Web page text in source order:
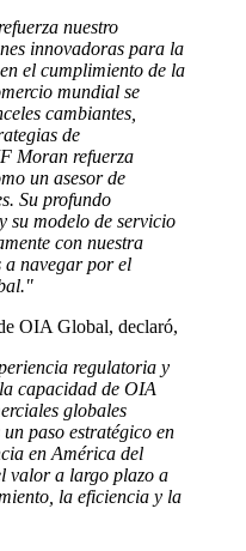
nuestro
innovadoras para la
el cumplimiento de la
mundial se
cambiantes,
de
Moran refuerza
un asesor de
Su profundo
su modelo de servicio
con nuestra
a navegar por el
OIA Global, declaró,
regulatoria y
capacidad de OIA
globales
paso estratégico en
en América del
valor a largo plazo a
la eficiencia y la